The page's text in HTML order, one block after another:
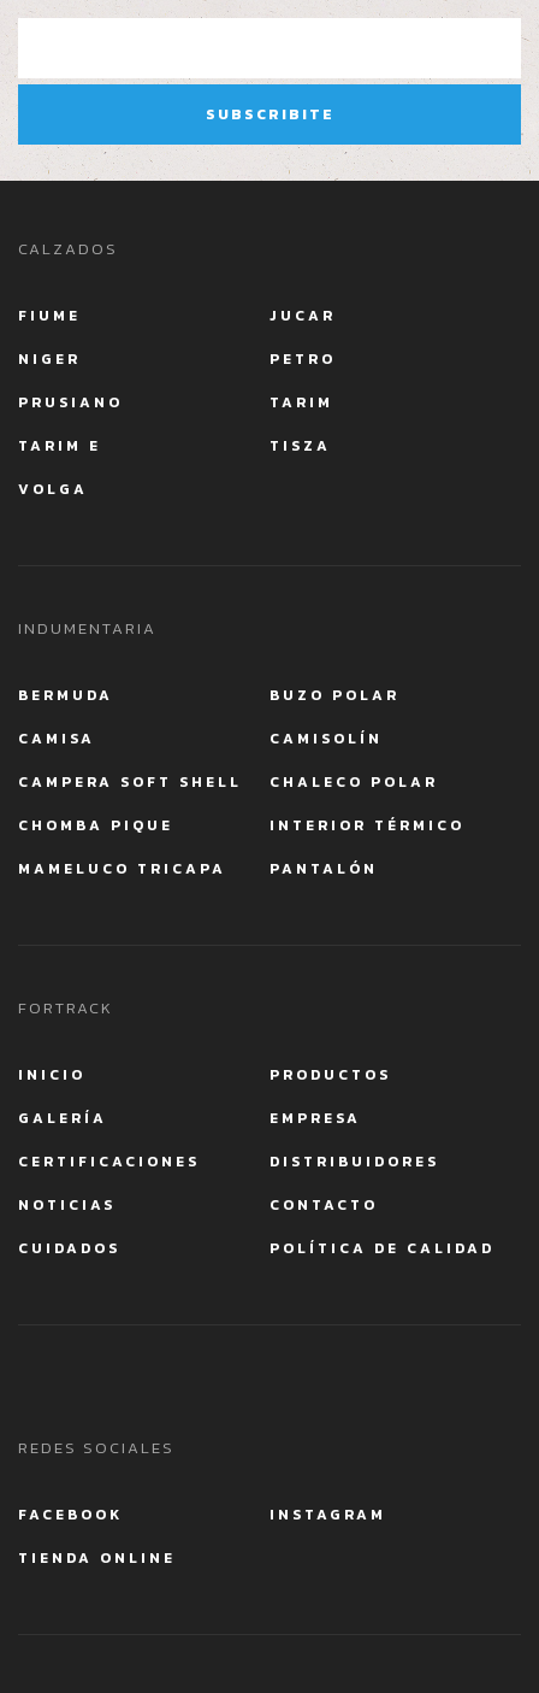
CALZADOS
FIUME
JUCAR
NIGER
PETRO
PRUSIANO
TARIM
TARIM E
TISZA
VOLGA
INDUMENTARIA
BERMUDA
BUZO POLAR
CAMISA
CAMISOLÍN
CAMPERA SOFT SHELL
CHALECO POLAR
CHOMBA PIQUE
INTERIOR TÉRMICO
MAMELUCO TRICAPA
PANTALÓN
FORTRACK
INICIO
PRODUCTOS
GALERÍA
EMPRESA
CERTIFICACIONES
DISTRIBUIDORES
NOTICIAS
CONTACTO
CUIDADOS
POLÍTICA DE CALIDAD
REDES SOCIALES
FACEBOOK
INSTAGRAM
TIENDA ONLINE